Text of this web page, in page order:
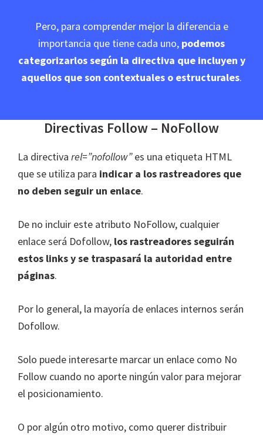
Pero, para comprender mejor la diferencia e
importancia que tiene cada uno, podemos
categorizarlos según la directiva que incluyen y
aquellos que son contextuales o estructurales.
Directivas Follow – NoFollow
La directiva rel=”nofollow”es una etiqueta HTML
que se utiliza para indicar a los rastreadores que
no deben seguir un enlace.
De no incluir este atributo NoFollow, cualquier
enlace será Dofollow, los rastreadores seguirán
estos links y se traspasará la autoridad entre
páginas.
Por lo general, la mayoría de enlaces internos serán
Dofollow.
Solo puede interesarte marcar un enlace como No
Follow cuando no aporte ningún valor para mejorar
el posicionamiento.
O por algún otro motivo, como querer distribuir